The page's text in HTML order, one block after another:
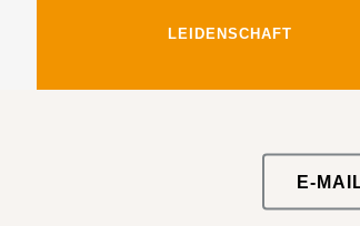
LEIDENSCHAFT
E-